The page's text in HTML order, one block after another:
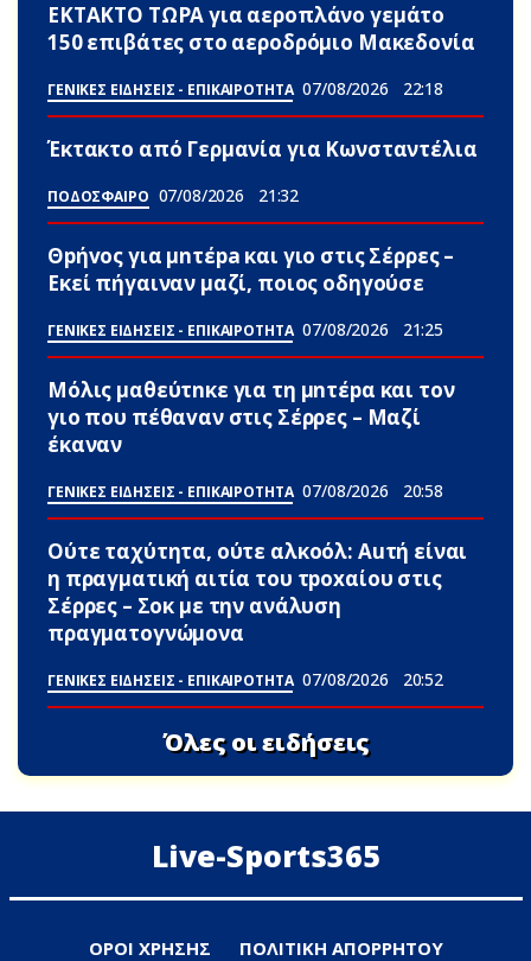
ΕΚΤΑΚΤΟ ΤΩΡΑ για αεροπλάνο γεμάτο
150 επιβάτες στο αεροδρόμιο Μακεδονία
ΓΕΝΙΚΕΣ ΕΙΔΗΣΕΙΣ - ΕΠΙΚΑΙΡΟΤΗΤΑ 07/08/2026 22:18
Έκτακτο από Γερμανία για Κωνσταντέλια
ΠΟΔΟΣΦΑΙΡΟ 07/08/2026 21:32
Θpήvος για μnτέpa και γιο στις Σέρρες –
Εκεί πήγαιναν μαζί, ποιος οδηγούσε
ΓΕΝΙΚΕΣ ΕΙΔΗΣΕΙΣ - ΕΠΙΚΑΙΡΟΤΗΤΑ 07/08/2026 21:25
Μόλις μαθεύτnκε για τη μnτέpα και τον
γιo που πέθαvαν στις Σέρρες – Μαζί
έκαναν
ΓΕΝΙΚΕΣ ΕΙΔΗΣΕΙΣ - ΕΠΙΚΑΙΡΟΤΗΤΑ 07/08/2026 20:58
Ούτε ταχύτητα, ούτε αλκοόλ: Αuτή είναι
η πραγματική αιτία του τpoxαίου στις
Σέρρες – Σoκ με την ανάλυση
πραγματογνώμονα
ΓΕΝΙΚΕΣ ΕΙΔΗΣΕΙΣ - ΕΠΙΚΑΙΡΟΤΗΤΑ 07/08/2026 20:52
Όλες οι ειδήσεις
Live-Sports365
ΟΡΟΙ ΧΡΗΣΗΣ ΠΟΛΙΤΙΚΗ ΑΠΟΡΡΗΤΟΥ